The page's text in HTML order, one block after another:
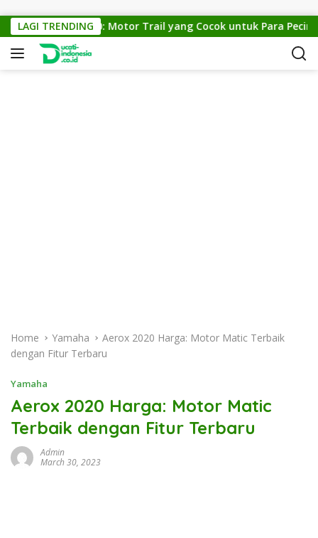
LAGI TRENDING
KTM Cross 150: Motor Trail yang Cocok untuk Para Pecinta
Home Yamaha
Aerox 2020 Harga: Motor Matic Terbaik
dengan Fitur Terbaru
Yamaha
Aerox 2020 Harga: Motor Matic
Terbaik dengan Fitur Terbaru
Admin
March 30, 2023